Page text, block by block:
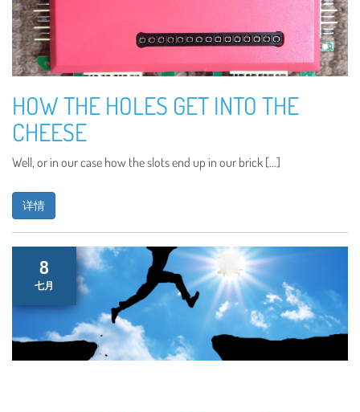
HOW THE HOLES GET INTO THE
CHEESE
Well, or in our case how the slots end up in our brick […]
详情
8
七月